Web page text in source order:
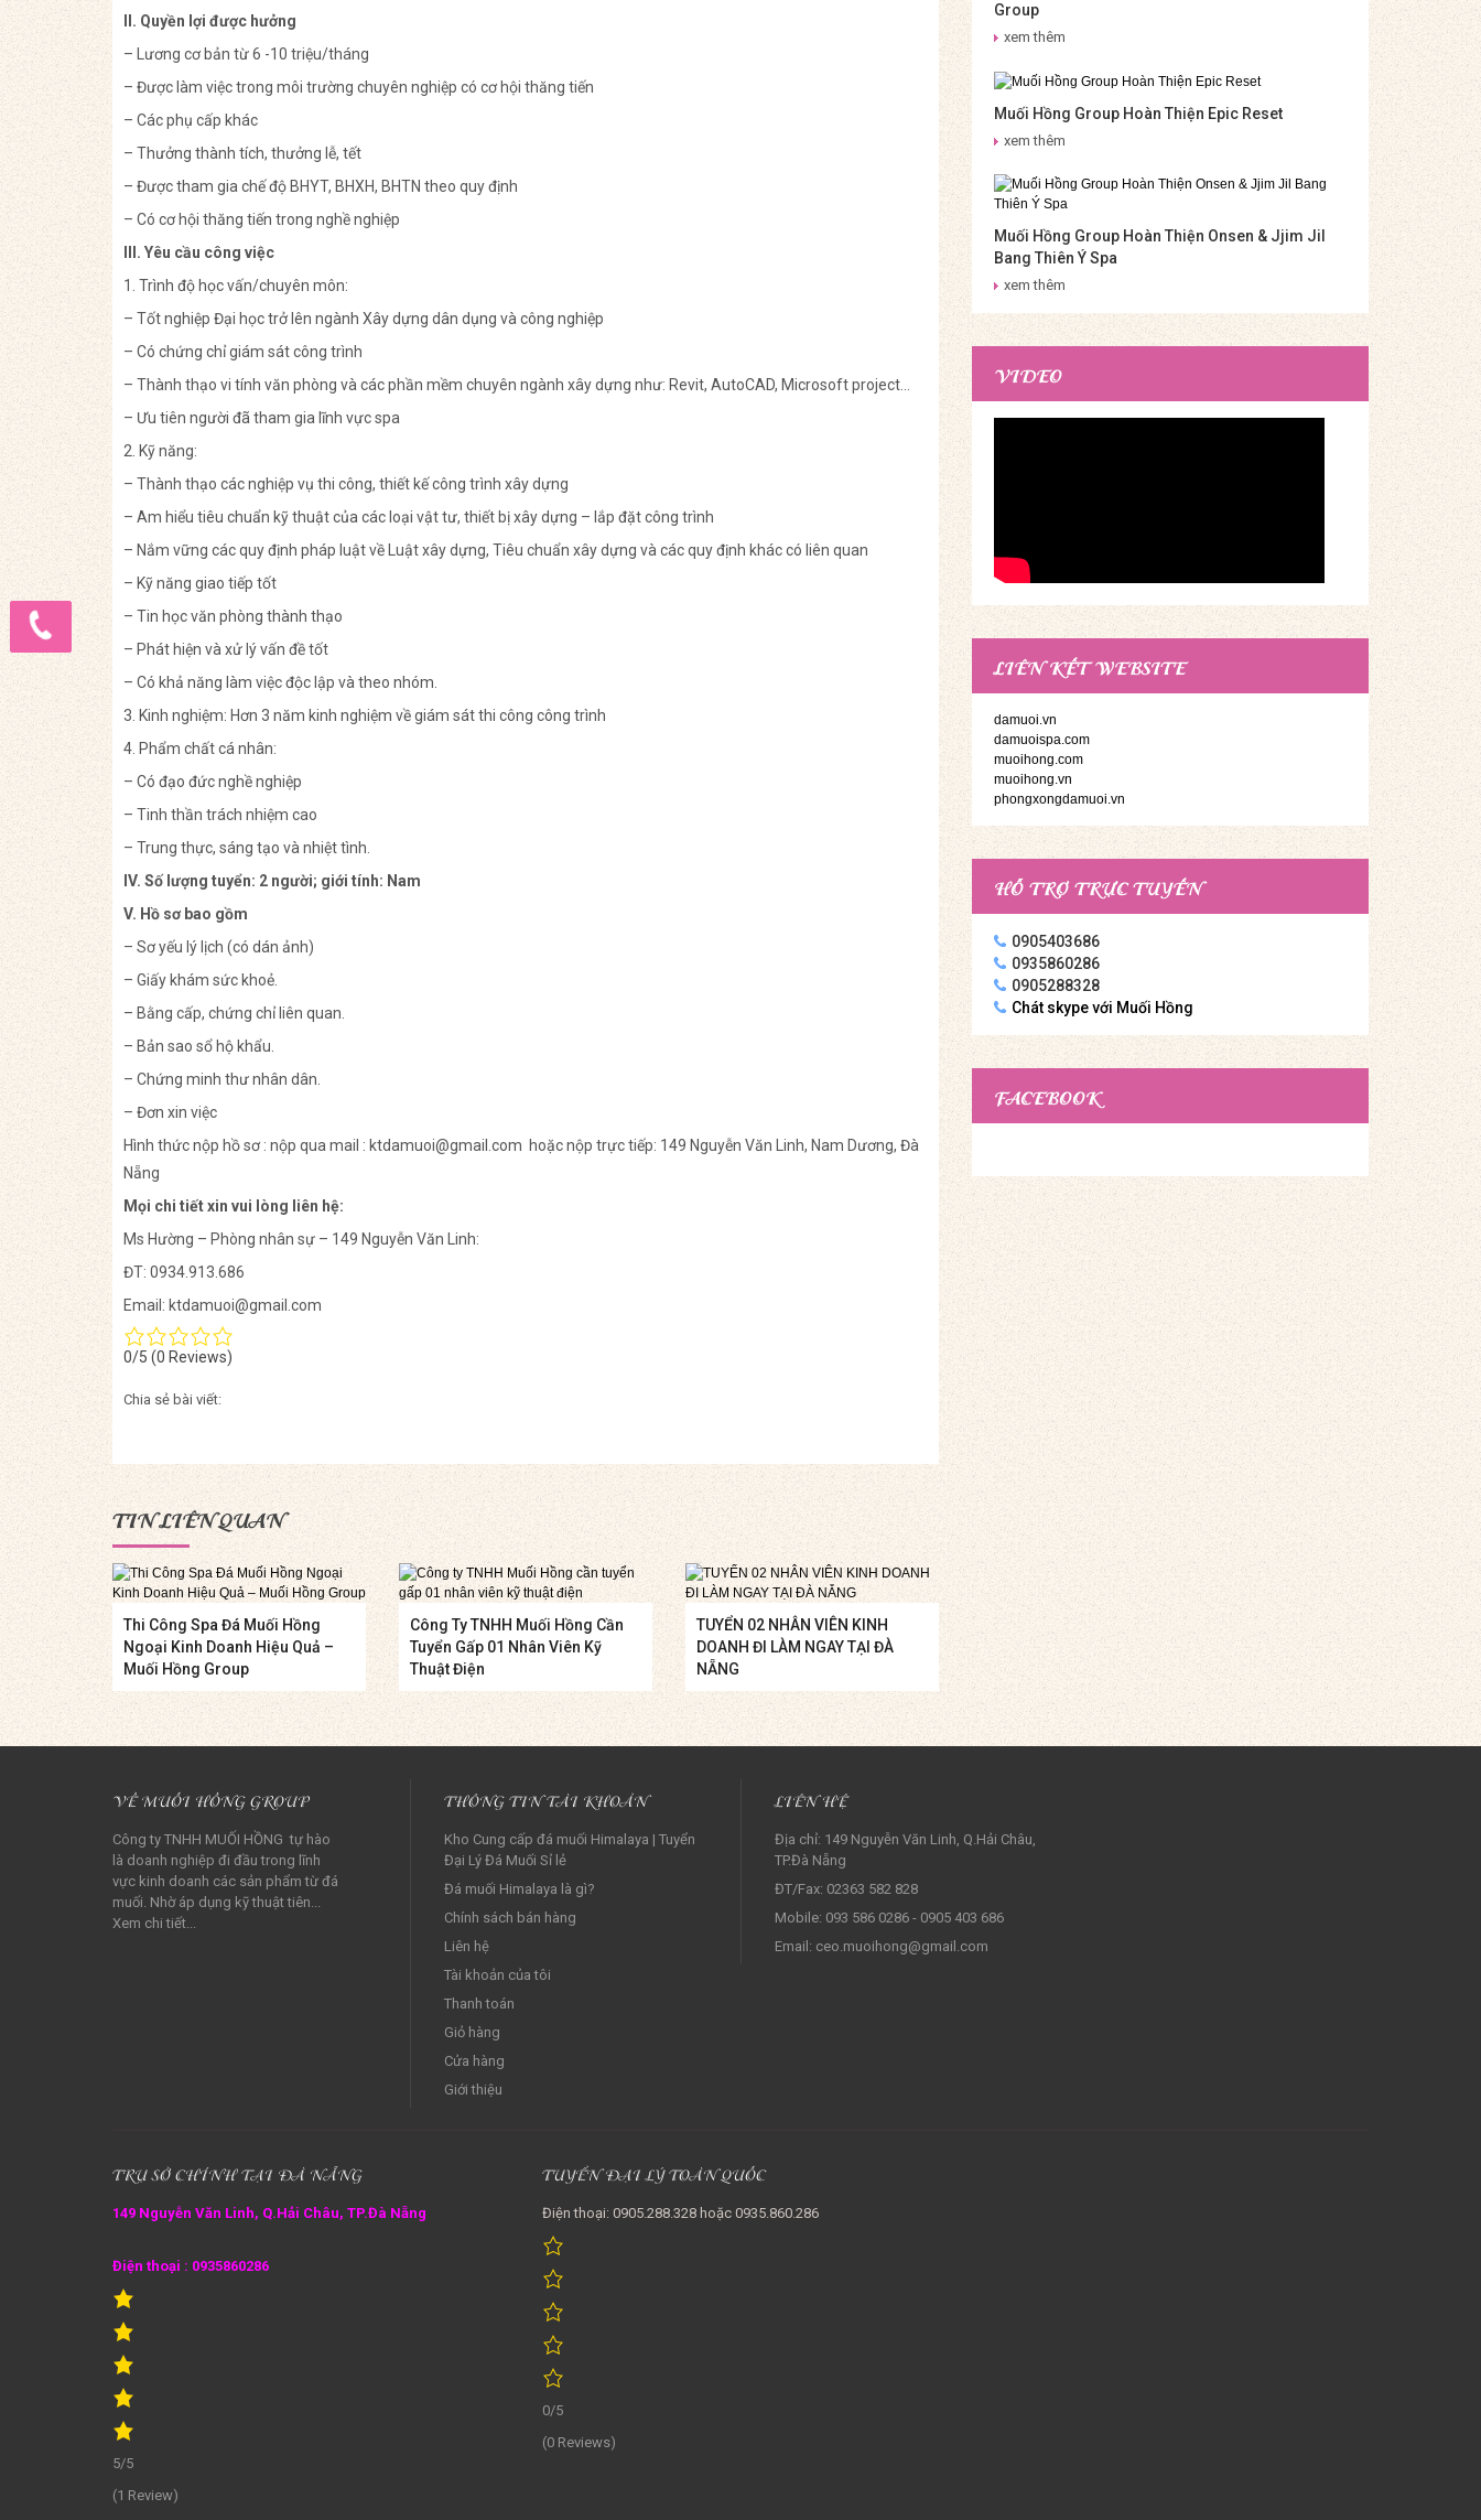
II. Quyền lợi được hưởng
– Lương cơ bản từ 6 -10 triệu/tháng
– Được làm việc trong môi trường chuyên nghiệp có cơ hội thăng tiến
– Các phụ cấp khác
– Thưởng thành tích, thưởng lễ, tết
– Được tham gia chế độ BHYT, BHXH, BHTN theo quy định
– Có cơ hội thăng tiến trong nghề nghiệp
III. Yêu cầu công việc
1. Trình độ học vấn/chuyên môn:
– Tốt nghiệp Đại học trở lên ngành Xây dựng dân dụng và công nghiệp
– Có chứng chỉ giám sát công trình
– Thành thạo vi tính văn phòng và các phần mềm chuyên ngành xây dựng như: Revit, AutoCAD, Microsoft project…
– Ưu tiên người đã tham gia lĩnh vực spa
2. Kỹ năng:
– Thành thạo các nghiệp vụ thi công, thiết kế công trình xây dựng
– Am hiểu tiêu chuẩn kỹ thuật của các loại vật tư, thiết bị xây dựng – lắp đặt công trình
– Nắm vững các quy định pháp luật về Luật xây dựng, Tiêu chuẩn xây dựng và các quy định khác có liên quan
– Kỹ năng giao tiếp tốt
– Tin học văn phòng thành thạo
– Phát hiện và xử lý vấn đề tốt
– Có khả năng làm việc độc lập và theo nhóm.
3. Kinh nghiệm: Hơn 3 năm kinh nghiệm về giám sát thi công công trình
4. Phẩm chất cá nhân:
– Có đạo đức nghề nghiệp
– Tinh thần trách nhiệm cao
– Trung thực, sáng tạo và nhiệt tình.
IV. Số lượng tuyển: 2 người; giới tính: Nam
V. Hồ sơ bao gồm
– Sơ yếu lý lịch (có dán ảnh)
– Giấy khám sức khoẻ.
– Bằng cấp, chứng chỉ liên quan.
– Bản sao sổ hộ khẩu.
– Chứng minh thư nhân dân.
– Đơn xin việc
Hình thức nộp hồ sơ : nộp qua mail : ktdamuoi@gmail.com hoặc nộp trực tiếp: 149 Nguyễn Văn Linh, Nam Dương, Đà
Nẵng
Mọi chi tiết xin vui lòng liên hệ:
Ms Hường – Phòng nhân sự – 149 Nguyễn Văn Linh:
ĐT: 0934.913.686
Email: ktdamuoi@gmail.com
0/5 (0 Reviews)
Chia sẻ bài viết:
TIN LIÊN QUAN
Thi Công Spa Đá Muối Hồng
Ngoại Kinh Doanh Hiệu Quả –
Muối Hồng Group
Công Ty TNHH Muối Hồng Cần
Tuyển Gấp 01 Nhân Viên Kỹ
Thuật Điện
TUYỂN 02 NHÂN VIÊN KINH
DOANH ĐI LÀM NGAY TẠI ĐÀ
NẴNG
Group
xem thêm
Muối Hồng Group Hoàn Thiện Epic Reset
xem thêm
Muối Hồng Group Hoàn Thiện Onsen & Jjim Jil
Bang Thiên Ý Spa
xem thêm
VIDEO
LIÊN KẾT WEBSITE
damuoi.vn
damuoispa.com
muoihong.com
muoihong.vn
phongxongdamuoi.vn
HỖ TRỢ TRỰC TUYẾN
0905403686
0935860286
0905288328
Chát skype với Muối Hồng
FACEBOOK
VỀ MUỐI HỒNG GROUP
Công ty TNHH MUỐI HỒNG tự hào
là doanh nghiệp đi đầu trong lĩnh
vực kinh doanh các sản phẩm từ đá
muối. Nhờ áp dụng kỹ thuật tiên...
Xem chi tiết...
THÔNG TIN TÀI KHOẢN
Kho Cung cấp đá muối Himalaya | Tuyển
Đại Lý Đá Muối Sỉ lẻ‎
Đá muối Himalaya là gì?
Chính sách bán hàng
Liên hệ
Tài khoản của tôi
Thanh toán
Giỏ hàng
Cửa hàng
Giới thiệu
LIÊN HỆ
Địa chỉ: 149 Nguyễn Văn Linh, Q.Hải Châu,
TP.Đà Nẵng
ĐT/Fax: 02363 582 828
Mobile: 093 586 0286 - 0905 403 686
Email: ceo.muoihong@gmail.com
TRỤ SỞ CHÍNH TẠI ĐÀ NẴNG
149 Nguyễn Văn Linh, Q.Hải Châu, TP.Đà Nẵng
Điện thoại : 0935860286
5/5
(1 Review)
TUYỂN ĐẠI LÝ TOÀN QUỐC
Điện thoại: 0905.288.328 hoặc 0935.860.286
0/5
(0 Reviews)